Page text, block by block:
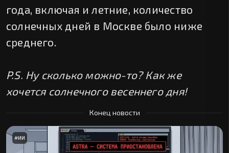
года, включая и летние, количество
солнечных дней в Москве было ниже
среднего.
P.S. Ну сколько можно-то? Как же
хочется солнечного весеннего дня!
Конец новости
#ИИ